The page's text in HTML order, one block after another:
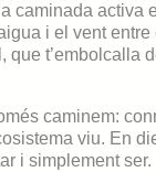
caminada activa
i el vent entre
que t’embolcalla
caminem:
viu. En
i simplement ser.